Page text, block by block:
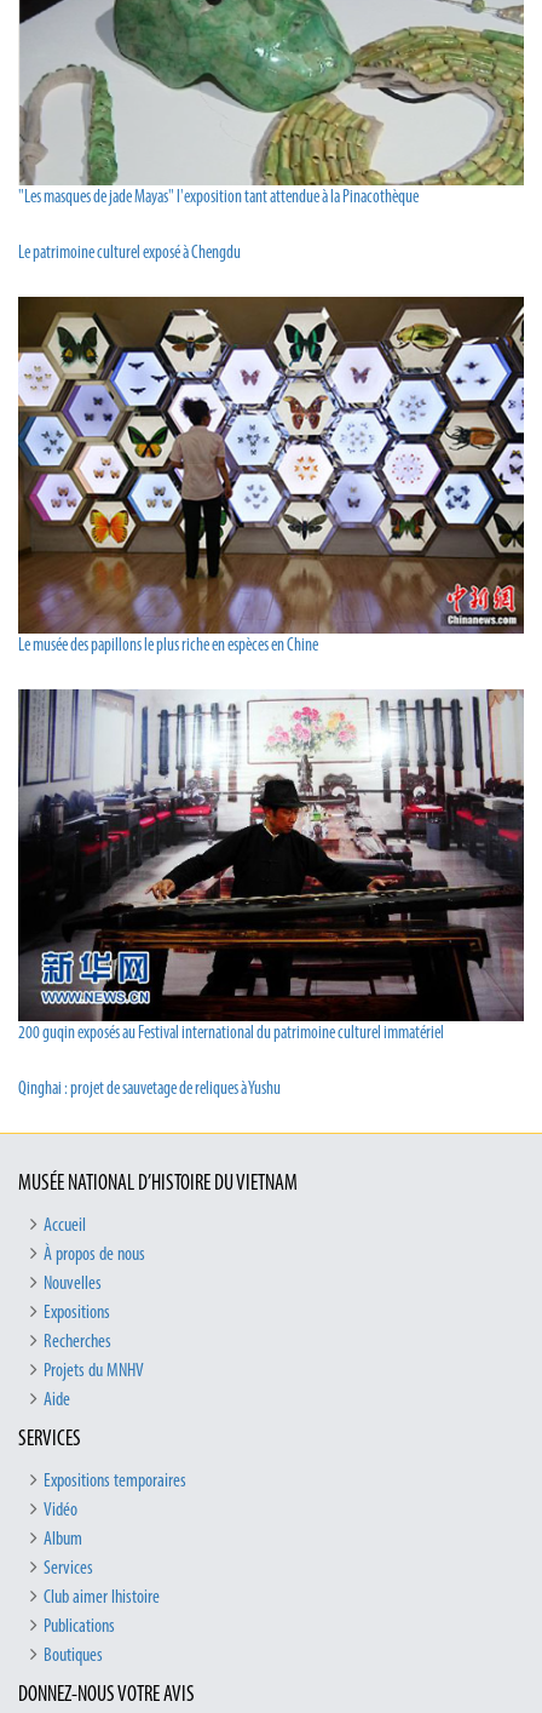
"Les masques de jade Mayas" l'exposition tant attendue à la Pinacothèque
Le patrimoine culturel exposé à Chengdu
Le musée des papillons le plus riche en espèces en Chine
200 guqin exposés au Festival international du patrimoine culturel immatériel
Qinghai : projet de sauvetage de reliques à Yushu
MUSÉE NATIONAL D’HISTOIRE DU VIETNAM
Accueil
À propos de nous
Nouvelles
Expositions
Recherches
Projets du MNHV
Aide
SERVICES
Expositions temporaires
Vidéo
Album
Services
Club aimer lhistoire
Publications
Boutiques
DONNEZ-NOUS VOTRE AVIS